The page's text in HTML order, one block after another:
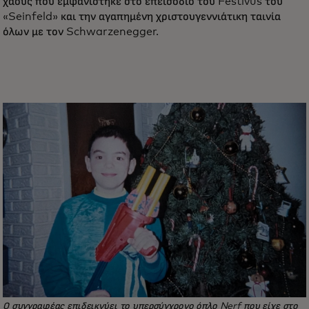
«Seinfeld» και την αγαπημένη χριστουγεννιάτικη ταινία
όλων με τον Schwarzenegger.
Ο συγγραφέας επιδεικνύει το υπερσύγχρονο όπλο Nerf που είχε στο